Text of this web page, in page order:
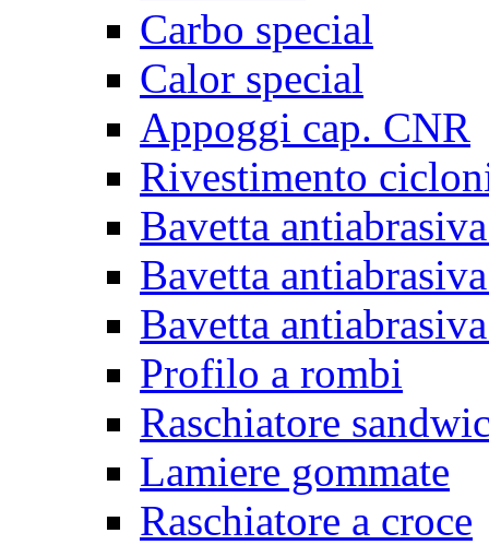
Carbo special
Calor special
Appoggi cap. CNR
Rivestimento
Bavetta
Bavetta
Bavetta
Profilo a rombi
Raschiatore
Lamiere gommate
Raschiatore a croce